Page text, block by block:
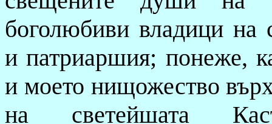
боголюбиви владици на
и патриаршия; понеже,
и моето нищожество
на светейшата